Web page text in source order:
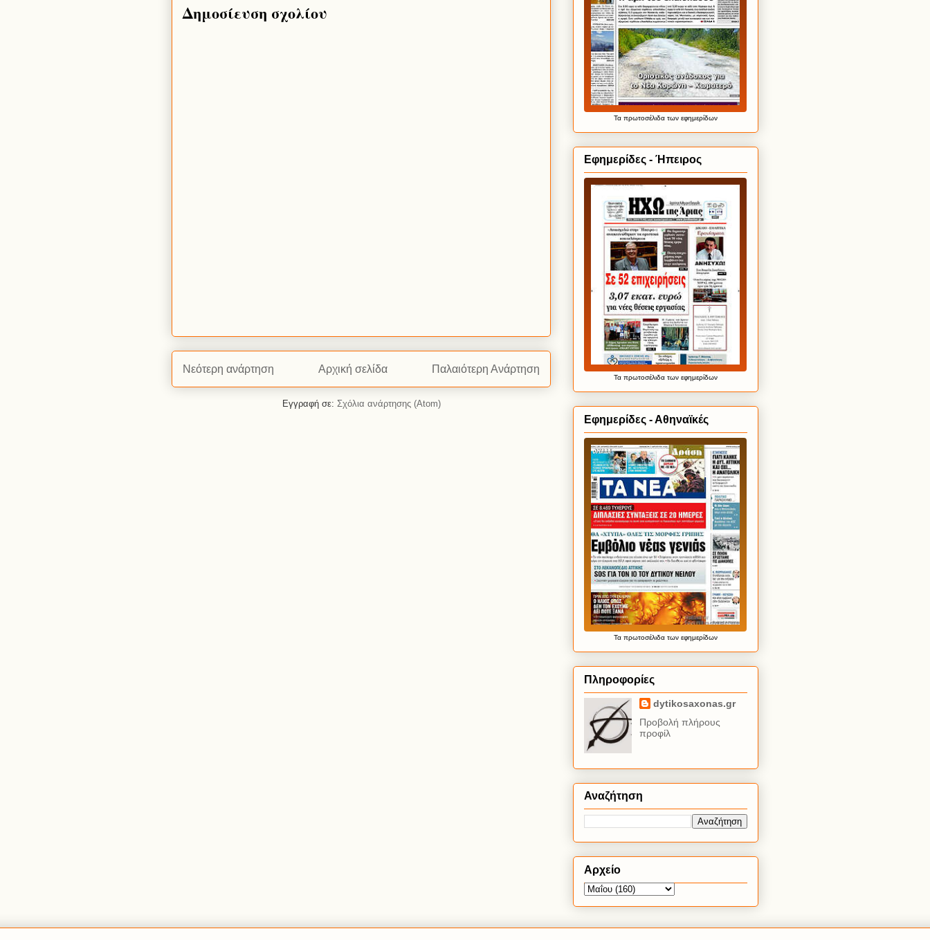
Δημοσίευση σχολίου
Νεότερη ανάρτηση Παλαιότερη Ανάρτηση
Αρχική σελίδα
Εγγραφή σε: Σχόλια ανάρτησης (Atom)
Τα πρωτοσέλιδατων εφημερίδων
Εφημερίδες - Ήπειρος
Τα πρωτοσέλιδατων εφημερίδων
Εφημερίδες - Αθηναϊκές
Τα πρωτοσέλιδατων εφημερίδων
Πληροφορίες
dytikosaxonas.gr
Προβολή πλήρους
προφίλ
Αναζήτηση
Αρχείο